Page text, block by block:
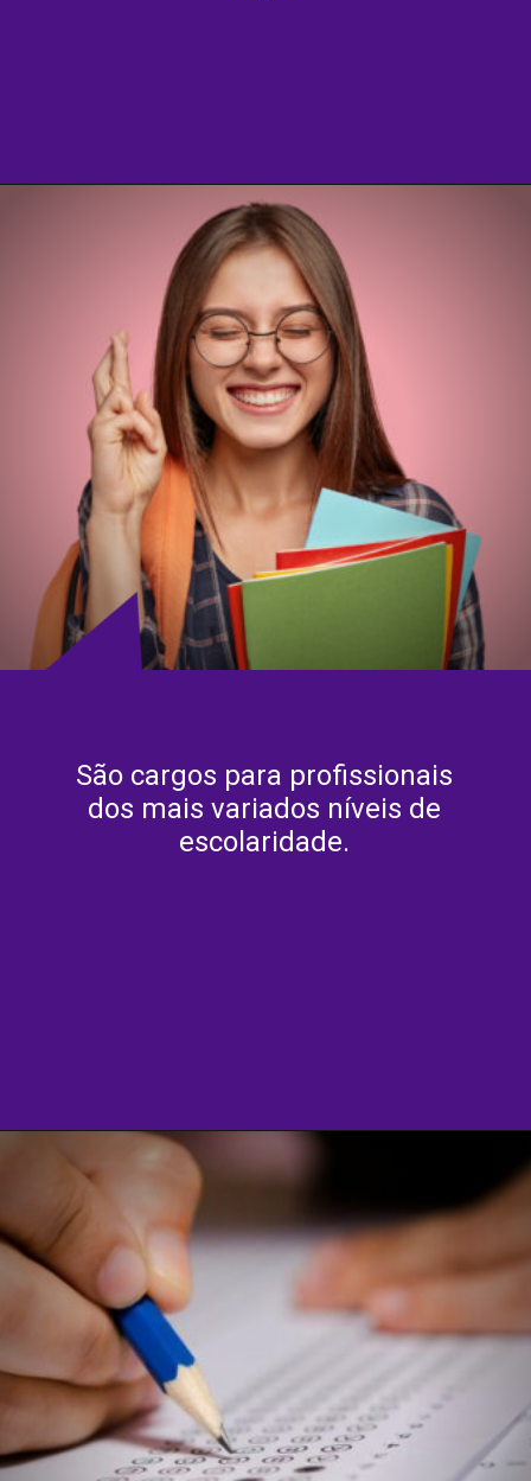
São cargos para profissionais
dos mais variados níveis de
escolaridade.